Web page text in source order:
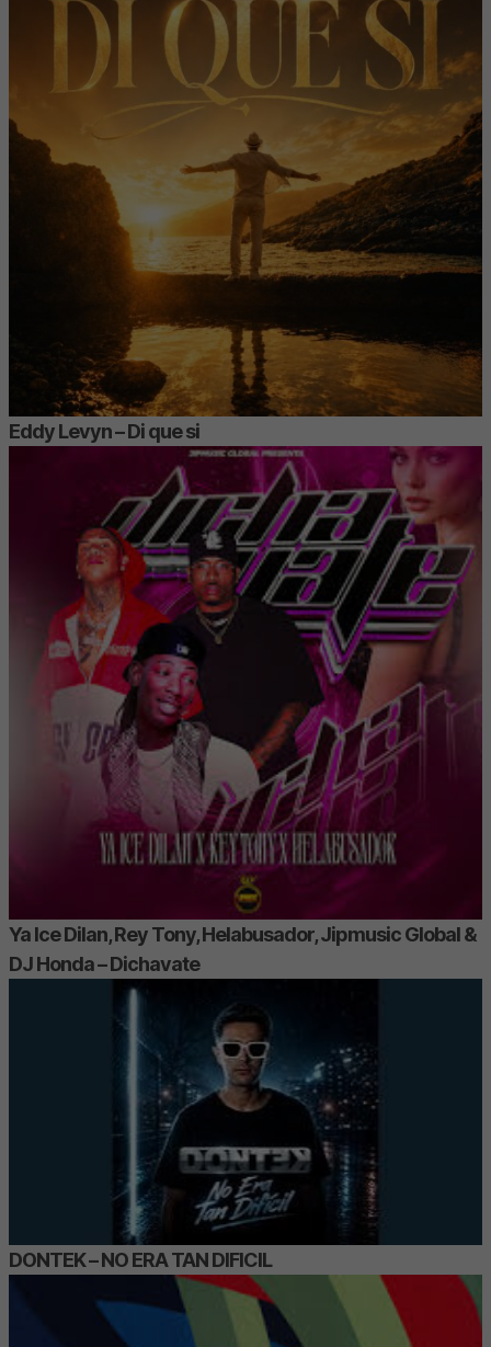
Eddy Levyn – Di que si
Ya Ice Dilan, Rey Tony, Helabusador, Jipmusic Global &
DJ Honda – Dichavate
DONTEK – NO ERA TAN DIFICIL